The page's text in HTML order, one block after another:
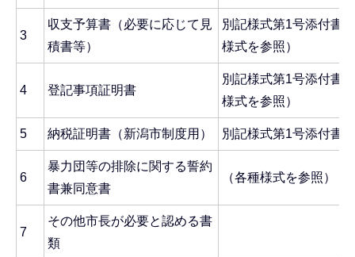
3
収支予算書（必要に応じて見
積書等）
別記様式第1号添付書
様式を参照）
4 登記事項証明書
別記様式第1号添付書
様式を参照）
5 納税証明書（新潟市制度用） 別記様式第1号添付書類
6
暴力団等の排除に関する誓約
書兼同意書
（各種様式を参照）
7
その他市長が必要と認める書
類